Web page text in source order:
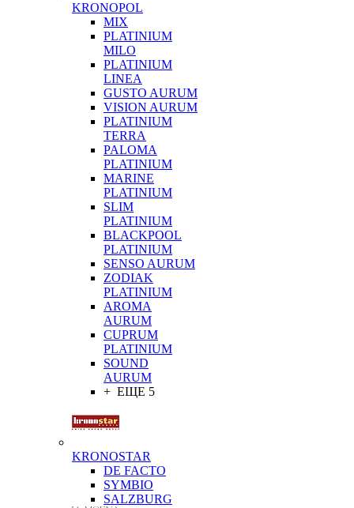
KRONOPOL
MIX
PLATINIUM
MILO
PLATINIUM
LINEA
GUSTO AURUM
VISION AURUM
PLATINIUM
TERRA
PALOMA
PLATINIUM
MARINE
PLATINIUM
SLIM
PLATINIUM
BLACKPOOL
PLATINIUM
SENSO AURUM
ZODIAK
PLATINIUM
AROMA
AURUM
CUPRUM
PLATINIUM
SOUND
AURUM
+ ЕЩЕ 5
KRONOSTAR
DE FACTO
SYMBIO
SALZBURG